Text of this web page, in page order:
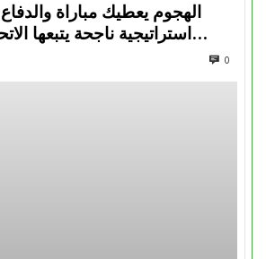
الهجوم يعطيك مباراة
استراتيجية ناجحة يتبعها
0